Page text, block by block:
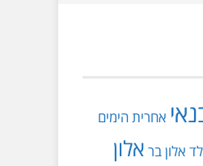
אחרית הימים
אלון בר אלון